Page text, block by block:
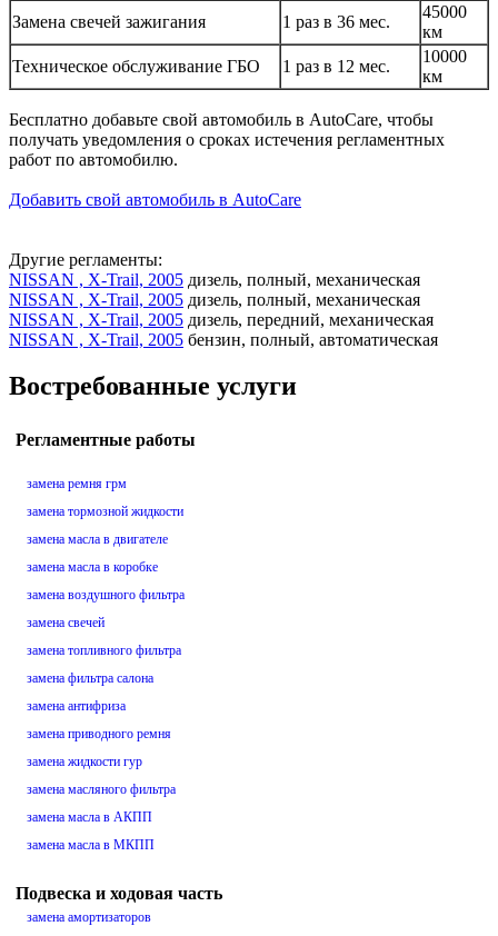
Замена свечей зажигания
1 раз в 36 мес.
45000
км
Техническое обслуживание ГБО
1 раз в 12 мес.
10000
км
Бесплатно добавьте свой автомобиль в AutoCare, чтобы
получать уведомления о сроках истечения регламентных
работ по автомобилю.
Добавить свой автомобиль в AutoCare
Другие регламенты:
NISSAN , X-Trail, 2005 дизель, полный, механическая
NISSAN , X-Trail, 2005 дизель, полный, механическая
NISSAN , X-Trail, 2005 дизель, передний, механическая
NISSAN , X-Trail, 2005 бензин, полный, автоматическая
Востребованные услуги
Регламентные работы
замена ремня грм
замена тормозной жидкости
замена масла в двигателе
замена масла в коробке
замена воздушного фильтра
замена свечей
замена топливного фильтра
замена фильтра салона
замена антифриза
замена приводного ремня
замена жидкости гур
замена масляного фильтра
замена масла в АКПП
замена масла в МКПП
Подвеска и ходовая часть
замена амортизаторов